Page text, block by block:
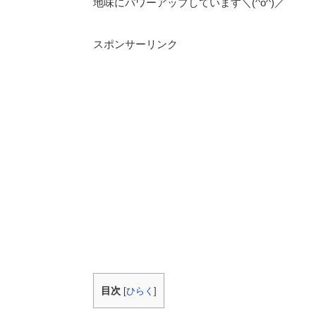
地味にパワーアップしています＼(^o^)／
スポンサーリンク
目次 [ひらく ]